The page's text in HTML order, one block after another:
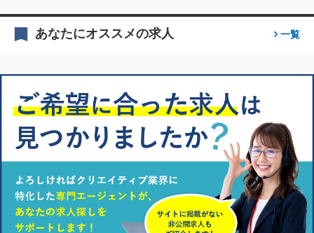
あなたにオススメの求人 一覧